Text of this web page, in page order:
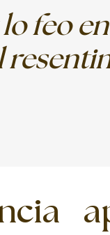
feo